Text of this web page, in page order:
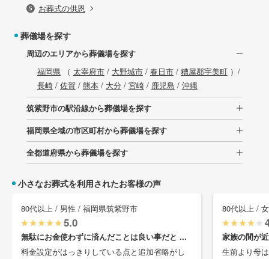
お葬式の供恩
葬儀場を探す
周辺のエリアから葬儀場を探す
福岡県（ 太宰府市/ 大野城市/ 春日市/ 糟屋郡宇美町）/
長崎/ 佐賀 / 熊本/ 大分 / 宮崎/ 鹿児島 / 沖縄
筑紫野市の駅沿線から葬儀場を探す
福岡県全域の市区町村から葬儀場を探す
全都道府県から葬儀場を探す
小さなお葬式を利用されたお客様の声
80代以上 / 男性 / 福岡県筑紫野市
5.0
無駄にお金使わずに済んだことは良い事だと ...
料金設定がはっきりしている点と追加省略がし
80代以上 /
家族の間が
生前より母